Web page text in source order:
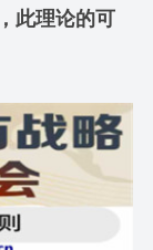
此理论的可